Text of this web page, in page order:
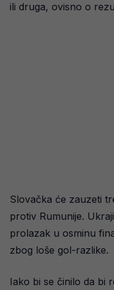
ili druga, ovisno o
Slovačka će zauzeti
protiv Rumunije.
prolazak u osminu
zbog loše gol-razlike.
Iako bi se činilo da bi